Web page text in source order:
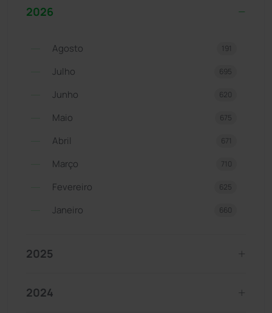
2026
Agosto 191
Julho 695
Junho 620
Maio 675
Abril 671
Março 710
Fevereiro 625
Janeiro 660
2025
2024